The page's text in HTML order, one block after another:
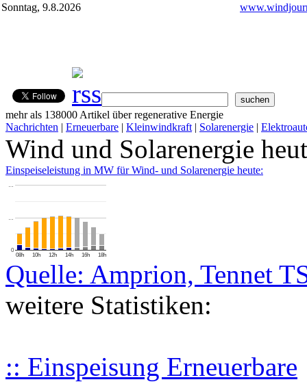
Sonntag, 9.8.2026
mehr als 138000 Artikel über regenerative Energie
Nachrichten | Erneuerbare | Kleinwindkraft | Solarenergie |
Wind und Solarenergie
Einspeiseleistung in MW für Wind- und Solarenergie heute:
08h 10h 12h 14h 16h 18h
0
…
…
Quelle: Amprion, Tennet
weitere Statistiken:
:: Einspeisung Erneuerbare